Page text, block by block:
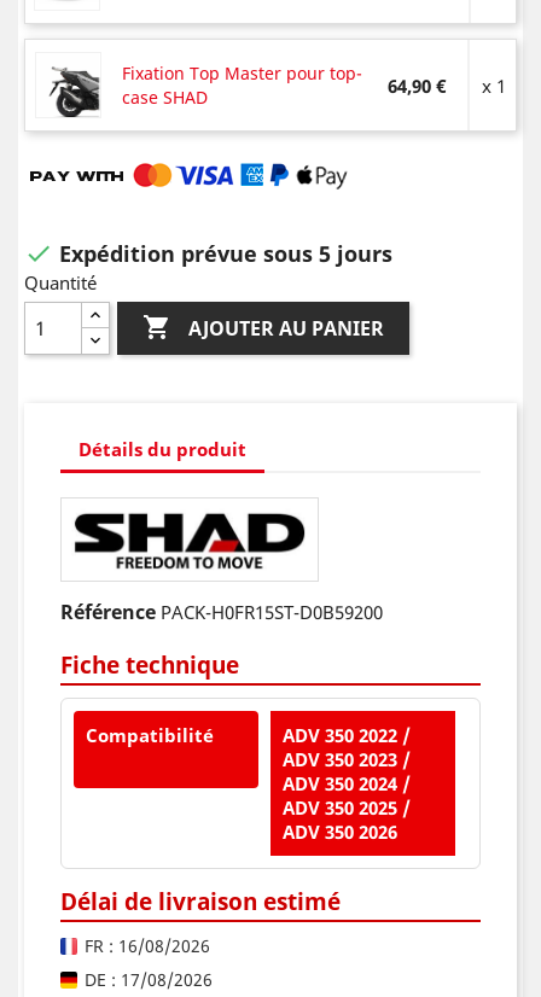
Fixation Top Master pour top-
case SHAD
64,90 € x 1
 Expédition prévue sous 5 jours
Quantité
 AJOUTER AU PANIER
Détails du produit
Référence PACK-H0FR15ST-D0B59200
Fiche technique
Compatibilité
ADV 350 2022 /
ADV 350 2023 /
ADV 350 2024 /
ADV 350 2025 /
ADV 350 2026
Délai de livraison estimé
FR : 16/08/2026
DE : 17/08/2026